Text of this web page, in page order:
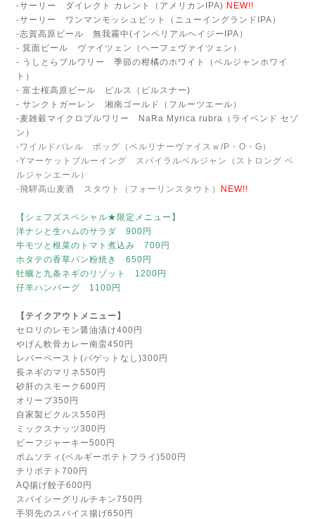
-サーリー ダイレクト カレント（アメリカンIPA) NEW!!
-サーリー ワンマンモッシュピット（ニューイングランドIPA）
-志賀高原ビール 無我霧中(インペリアルヘイジーIPA）
- 箕面ビール ヴァイツェン（ヘーフェヴァイツェン）
- うしとらブルワリー 季節の柑橘のホワイト（ベルジャンホワイ
ト）
- 富士桜高原ビール ピルス（ピルスナー)
- サンクトガーレン 湘南ゴールド（フルーツエール）
-麦雑穀マイクロブルワリー NaRa Myrica rubra（ライペンド セゾ
ン）
-ワイルドバレル ポッグ（ベルリナーヴァイスｗ/P・O・G）
-Yマーケットブルーイング スパイラルベルジャン（ストロング ベ
ルジャンエール）
-飛騨高山麦酒 スタウト（フォーリンスタウト）
NEW!!
【シェフズスペシャル★限定メニュー】
洋ナシと生ハムのサラダ 900円
牛モツと根菜のトマト煮込み 700円
ホタテの香草パン粉焼き 650円
牡蠣と九条ネギのリゾット 1200円
仔羊ハンバーグ 1100円
【テイクアウトメニュー】
セロリのレモン醤油漬け400円
やげん軟骨カレー南蛮450円
レバーペースト(バゲットなし)300円
長ネギのマリネ550円
砂肝のスモーク600円
オリーブ350円
自家製ピクルス550円
ミックスナッツ300円
ビーフジャーキー500円
ポムソティ(ベルギーポテトフライ)500円
チリポテト700円
AQ揚げ餃子600円
スパイシーグリルチキン750円
手羽先のスパイス揚げ650円